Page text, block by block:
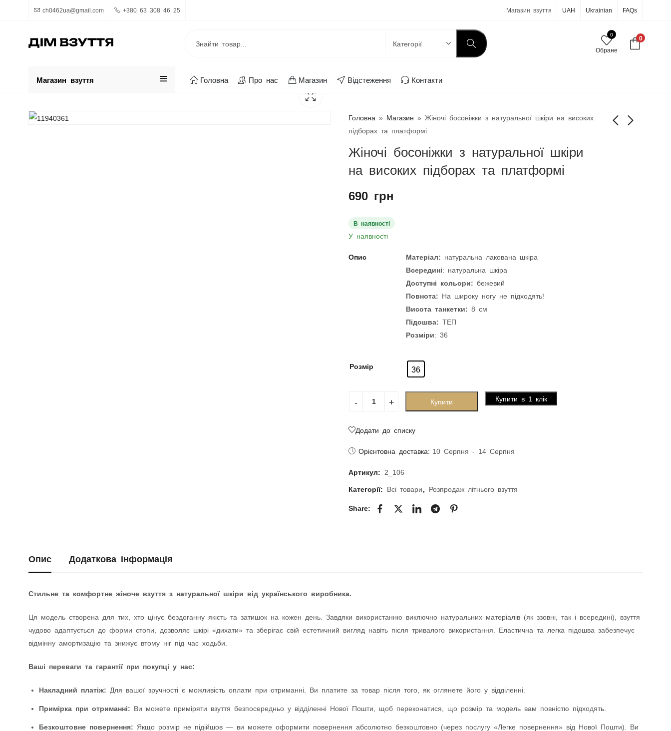
ch0462ua@gmail.com +380 63 308 46 25 Магазин взуття UAH Ukrainian FAQs
0
Обране
0
Магазин взуття Головна Про нас Магазин Відстеження Контакти
Головна » Магазин » Жіночі босоніжки з натуральної шкіри на високих
підборах та платформі
Жіночі босоніжки з натуральної шкіри
на високих підборах та платформі
Жіночі босоніжки з
Жіночі босоніжки з
690 грн
В наявності
У наявності
Опис Матеріал: натуральна лакована шкіра
Всередині: натуральна шкіра
Доступні кольори: бежевий
Повнота: На широку ногу не підходять!
Висота танкетки: 8 см
Підошва: ТЕП
Розміри: 36
Розмір 36
Купити Купити в 1 клік
Додати до списку
Орієнтовна доставка: 10 Серпня - 14 Серпня
Артикул: 2_106
Категорії: Всі товари Розпродаж літнього взуття
Share:
Опис Додаткова інформація
Стильне та комфортне жіноче взуття з натуральної шкіри від українського виробника.
Ця модель створена для тих, хто цінує бездоганну якість та затишок на кожен день. Завдяки використанню виключно натуральних матеріалів (як ззовні, так і всередині), взуття
чудово адаптується до форми стопи, дозволяє шкірі «дихати» та зберігає свій естетичний вигляд навіть після тривалого використання. Еластична та легка підошва забезпечує
відмінну амортизацію та знижує втому ніг під час ходьби.
Ваші переваги та гарантії при покупці у нас:
Накладний платіж: Для вашої зручності є можливість оплати при отриманні. Ви платите за товар після того, як оглянете його у відділенні.
Примірка при отриманні: Ви можете приміряти взуття безпосередньо у відділенні Нової Пошти, щоб переконатися, що розмір та модель вам повністю підходять.
Безкоштовне повернення: Якщо розмір не підійшов — ви можете оформити повернення абсолютно безкоштовно (через послугу «Легке повернення» від Нової Пошти). Ви